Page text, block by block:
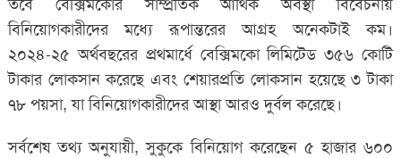
তবে বেক্সিমকোর সাম্প্রতিক আর্থিক অবস্থা বিবেচনায়
বিনিয়োগকারীদের মধ্যে রূপান্তরের আগ্রহ অনেকটাই কম।
২০২৪-২৫ অর্থবছরের প্রথমার্ধে বেক্সিমকো লিমিটেড ৩৫৬ কোটি
টাকার লোকসান করেছে এবং শেয়ারপ্রতি লোকসান হয়েছে ৩ টাকা
৭৮ পয়সা, যা বিনিয়োগকারীদের আস্থা আরও দুর্বল করেছে।
সর্বশেষ তথ্য অনুযায়ী, সুকুকে বিনিয়োগ করেছেন ৫ হাজার ৬০০